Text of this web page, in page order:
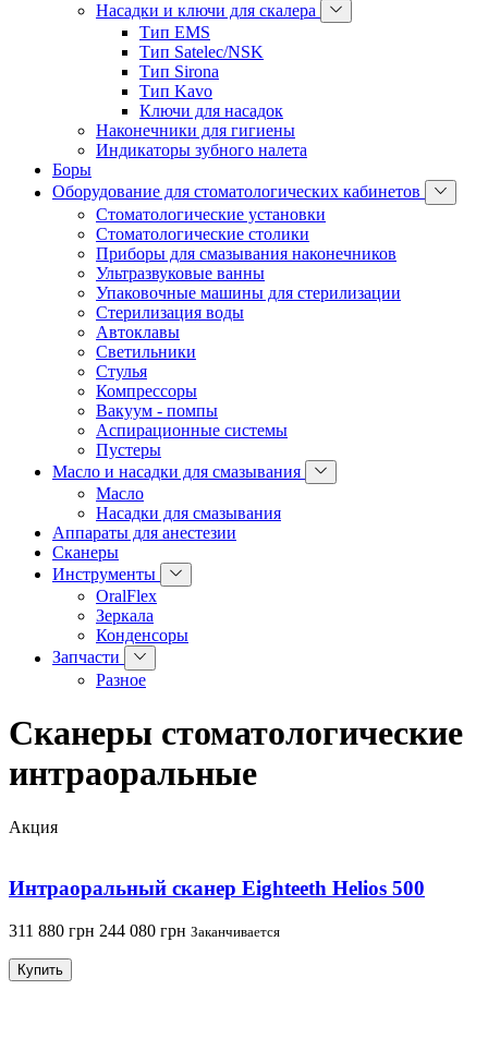
Насадки и ключи для скалера
Тип EMS
Тип Satelec/NSK
Тип Sirona
Тип Kavo
Ключи для насадок
Наконечники для гигиены
Индикаторы зубного налета
Боры
Оборудование для стоматологических кабинетов
Стоматологические установки
Стоматологические столики
Приборы для смазывания наконечников
Ультразвуковые ванны
Упаковочные машины для стерилизации
Стерилизация воды
Автоклавы
Светильники
Стулья
Компрессоры
Вакуум - помпы
Аспирационные системы
Пустеры
Масло и насадки для смазывания
Масло
Насадки для смазывания
Аппараты для анестезии
Сканеры
Инструменты
OralFlex
Зеркала
Конденсоры
Запчасти
Разное
Сканеры стоматологические
интраоральные
Акция
Интраоральный сканер Eighteeth Helios 500
311 880 грн 244 080 грн Заканчивается
Купить